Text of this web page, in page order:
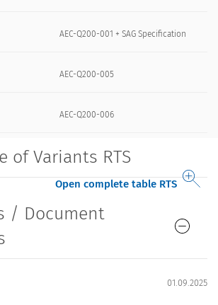
AEC-Q200-001 + SAG Specification
AEC-Q200-005
AEC-Q200-006
of Variants RTS
Open complete table RTS
/ Document
01.09.2025